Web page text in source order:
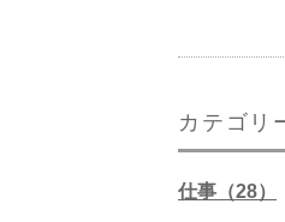
カテゴリ
仕事（28）